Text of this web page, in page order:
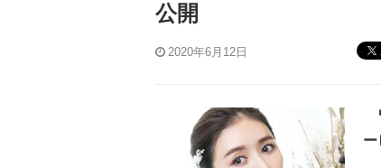
公開
2020年6月12日
ー